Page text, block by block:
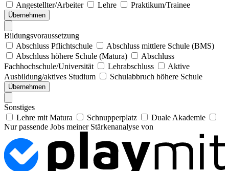
Angestellter/Arbeiter
Lehre Praktikum/Trainee
Übernehmen
Bildungsvoraussetzung
Abschluss Pflichtschule
Abschluss mittlere Schule (BMS)
Abschluss höhere Schule (Matura)
Abschluss
Fachhochschule/Universität
Lehrabschluss
Aktive
Ausbildung/aktives Studium
Schulabbruch höhere Schule
Übernehmen
Sonstiges
Lehre mit Matura
Schnupperplatz
Duale Akademie
Nur passende Jobs meiner Stärkenanalyse von